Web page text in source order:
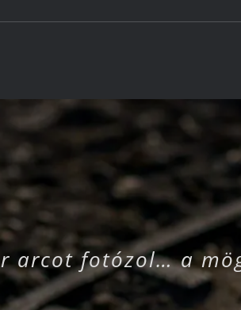
arcot fotózol… a